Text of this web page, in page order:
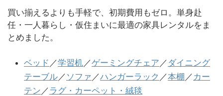
買い揃えるよりも手軽で、初期費用もゼロ。単身赴
任・一人暮らし・仮住まいに最適の家具レンタルをま
とめました。
ベッド ／学習机 ／ゲーミングチェア ／ ダイニング
テーブル ／ ソファ ／ハンガーラック ／本棚 ／ カー
テン ／ ラグ・カーペット・絨毯